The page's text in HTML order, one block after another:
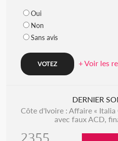
Oui
Non
Sans avis
+ Voir les
DERNIER
Côte d'Ivoire : Affaire «
avec faux ACD,